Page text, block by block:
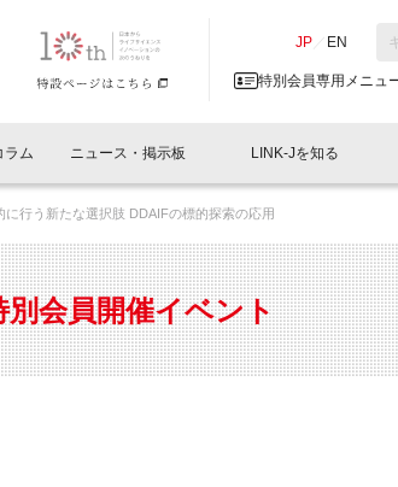
JP EN
特別会員専用メニュ
閉じる
イベントレポート一覧
LINK-J主催・共催
LINK-J協賛・協力
"UNIKORN"？
ラム
ーインタビュー 会報
ーコラム 日本
ニュース・掲示板
人と情報の交流掲示板一覧
会員プレスリリース
募集
LINK-Jを知る
Nihonbashi
ー紹介 事業
ット GTB
について 入会
・ラボ 施設
行う新たな選択肢 DDAIFの標的探索の応用
別会員開催イベント